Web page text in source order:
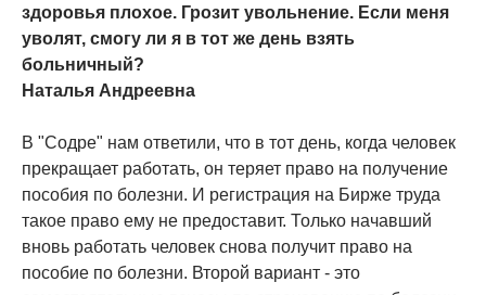
здоровья плохое. Грозит увольнение. Если меня
уволят, смогу ли я в тот же день взять
больничный?
Наталья Андреевна
В "Содре" нам ответили, что в тот день, когда человек
прекращает работать, он теряет право на получение
пособия по болезни. И регистрация на Бирже труда
такое право ему не предоставит. Только начавший
вновь работать человек снова получит право на
пособие по болезни. Второй вариант - это